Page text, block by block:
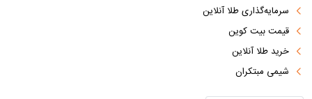
سرمایه‌گذاری طلا آنلاین
قیمت بیت کوین
خرید طلا آنلاین
شیمی مبتکران